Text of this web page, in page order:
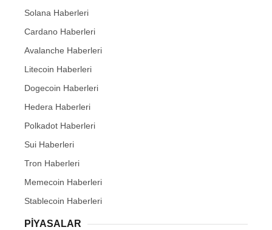
Solana Haberleri
Cardano Haberleri
Avalanche Haberleri
Litecoin Haberleri
Dogecoin Haberleri
Hedera Haberleri
Polkadot Haberleri
Sui Haberleri
Tron Haberleri
Memecoin Haberleri
Stablecoin Haberleri
PIYASALAR